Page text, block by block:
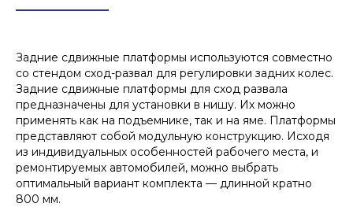
Задние сдвижные платформы используются совместно
со стендом сход-развал для регулировки задних колес.
Задние сдвижные платформы для сход развала
предназначены для установки в нишу. Их можно
применять как на подъемнике, так и на яме. Платформы
представляют собой модульную конструкцию. Исходя
из индивидуальных особенностей рабочего места, и
ремонтируемых автомобилей, можно выбрать
оптимальный вариант комплекта — длинной кратно
800 мм.